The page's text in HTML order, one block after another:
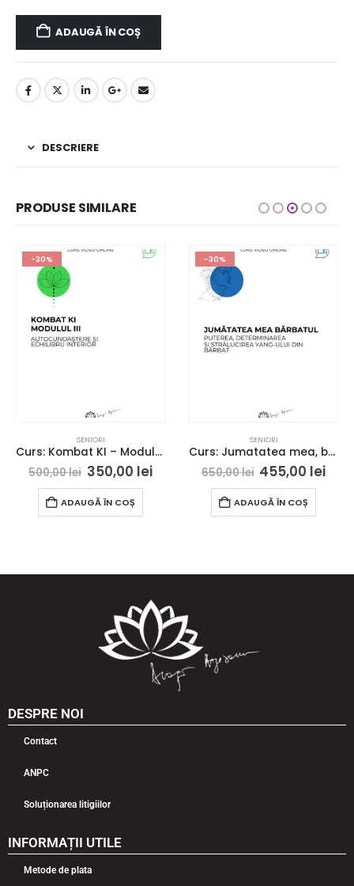
ADAUGĂ ÎN COȘ
DESCRIERE
PRODUSE SIMILARE
-30%
SENIORI
Curs: Kombat KI – Modulul III – Bucuresti – acces online (Seniori)
500,00lei 350,00 lei
ADAUGĂ ÎN COȘ
-30%
SENIORI
Curs: Jumatatea mea, barbatul – Londra- acces online (Seniori)
650,00lei 455,00 lei
ADAUGĂ ÎN COȘ
DESPRE NOI
Contact
ANPC
Soluționarea litigiilor
INFORMAȚII UTILE
Metode de plata